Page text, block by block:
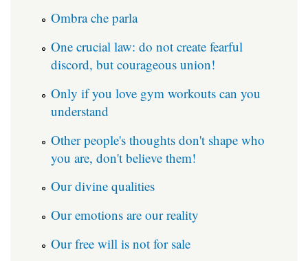
Ombra che parla
One crucial law: do not create fearful
discord, but courageous union!
Only if you love gym workouts can you
understand
Other people's thoughts don't shape who
you are, don't believe them!
Our divine qualities
Our emotions are our reality
Our free will is not for sale